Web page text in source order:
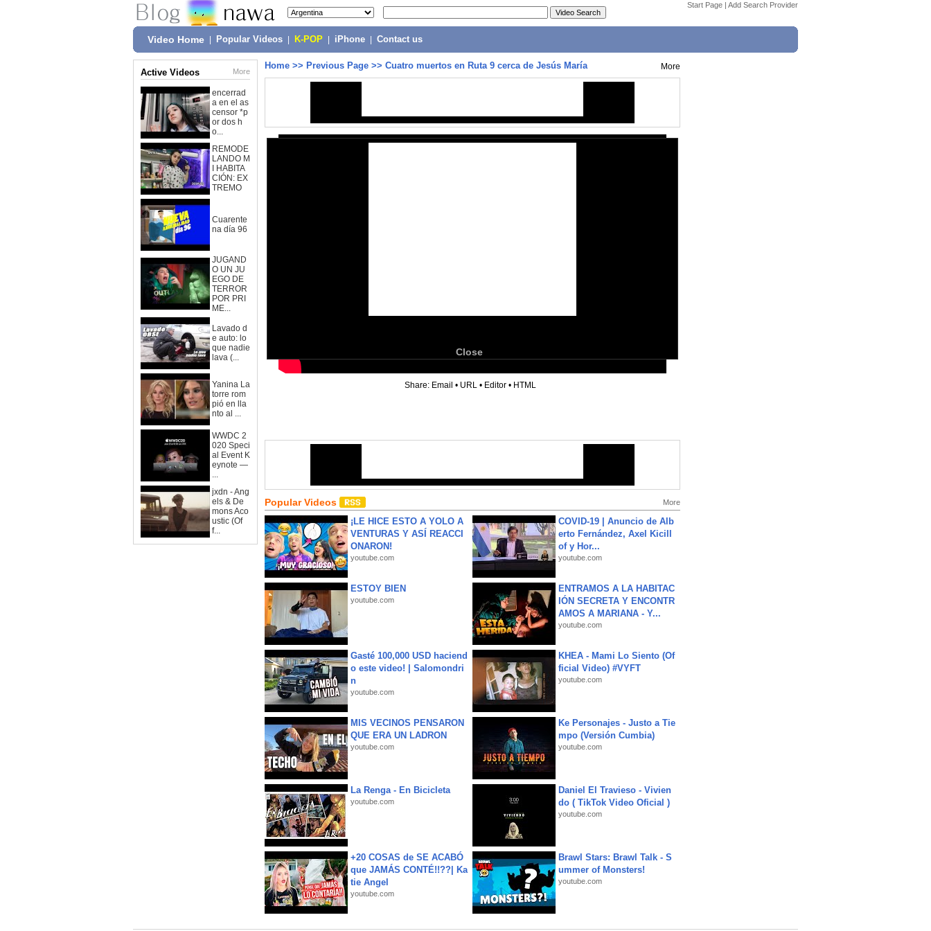
Start Page | Add Search Provider
Video Home Popular Videos K-POP iPhone Contact us
Active Videos More
encerrad
a en el as
censor *p
or dos h
o...
REMODE
LANDO M
I HABITA
CIÓN: EX
TREMO
Cuarente
na día 96
JUGAND
O UN JU
EGO DE
TERROR
POR PRI
ME...
Lavado d
e auto: lo
que nadie
lava (...
Yanina La
torre rom
pió en lla
nto al ...
WWDC 2
020 Speci
al Event K
eynote —
...
jxdn - Ang
els & De
mons Aco
ustic (Of
f...
Home >> Previous Page >> Cuatro muertos en Ruta 9 cerca de Jesús María More
Close
Share: Email • URL • Editor • HTML
Popular Videos More
¡LE HICE ESTO A YOLO A
VENTURAS Y ASÍ REACCI
ONARON!
youtube.com
COVID-19 | Anuncio de Alb
erto Fernández, Axel Kicill
of y Hor...
youtube.com
ESTOY BIEN
youtube.com
ENTRAMOS A LA HABITAC
IÓN SECRETA Y ENCONTR
AMOS A MARIANA - Y...
youtube.com
Gasté 100,000 USD haciend
o este video! | Salomondri
n
youtube.com
KHEA - Mami Lo Siento (Of
ficial Video) #VYFT
youtube.com
MIS VECINOS PENSARON
QUE ERA UN LADRON
youtube.com
Ke Personajes - Justo a Tie
mpo (Versión Cumbia)
youtube.com
La Renga - En Bicicleta
youtube.com
Daniel El Travieso - Vivien
do ( TikTok Video Oficial )
youtube.com
+20 COSAS de SE ACABÓ
que JAMÁS CONTÉ!!??| Ka
tie Angel
youtube.com
Brawl Stars: Brawl Talk - S
ummer of Monsters!
youtube.com